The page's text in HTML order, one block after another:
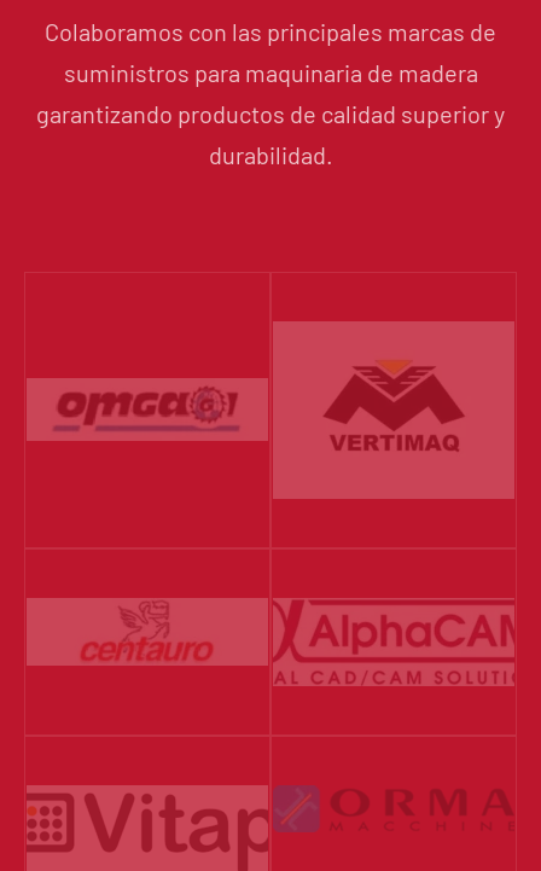
Colaboramos con las principales marcas de
suministros para maquinaria de madera
garantizando productos de calidad superior y
durabilidad.